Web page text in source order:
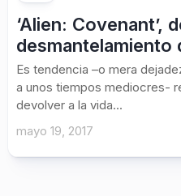
‘Alien: Covenant’,
desmantelamiento
Es tendencia –o mera
a unos tiempos mediocres-
devolver a la vida...
mayo 19, 2017